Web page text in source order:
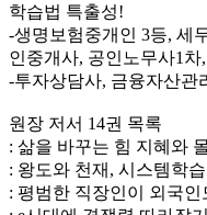
학습법 특출성!
-생명보험중개인 3등, 세
인중개사, 공인노무사1차,
-투자상담사, 금융자산관
원장 저서 14권 목록
: 삶을 바꾸는 힘 지혜와
: 왕도와 천재, 시스템학
: 평범한 직장인이 외국인